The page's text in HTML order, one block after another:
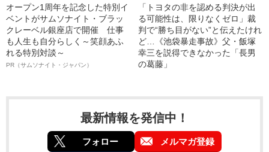
オープン1周年を記念した特別イ
ベントがサムソナイト・ブラッ
クレーベル銀座店で開催 仕事
も人生も自分らしく～笑顔あふ
れる特別対談～
PR（サムソナイト・ジャパン）
「トヨタの非を認める判決が出
る可能性は、限りなくゼロ」裁
判で“勝ち目がない”と伝えたけれ
ど…《池袋暴走事故》父・飯塚
幸三を説得できなかった「長男
の葛藤」
最新情報を発信中！
フォロー メルマガ登録